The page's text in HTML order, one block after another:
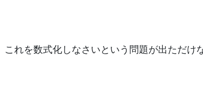
れを数式化しなさいという問題が出ただけ